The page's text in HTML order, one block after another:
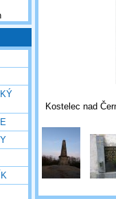
Kostelec nad